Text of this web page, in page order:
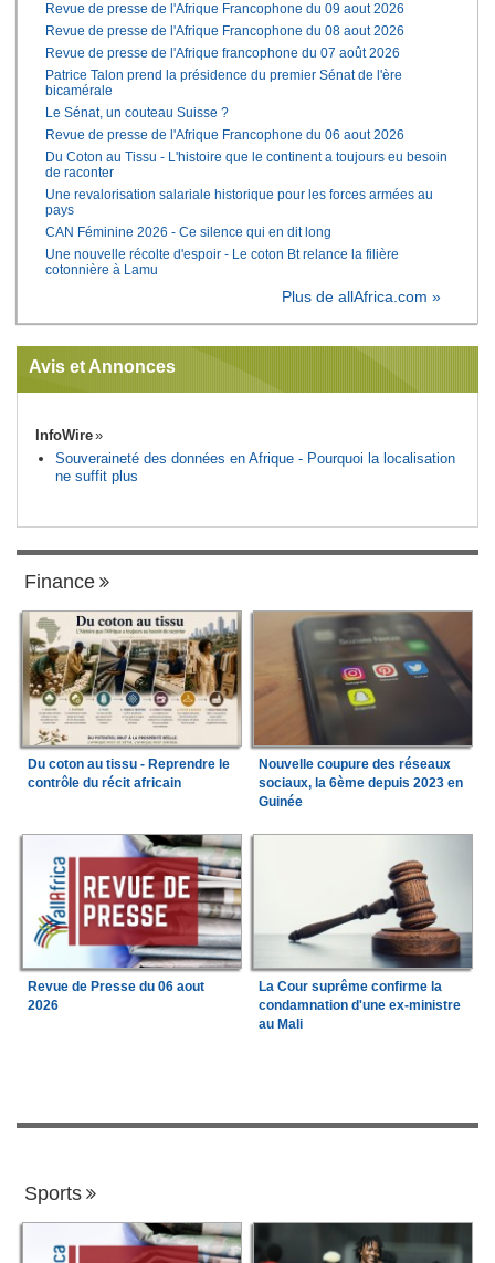
Revue de presse de l'Afrique Francophone du 09 aout 2026
Revue de presse de l'Afrique Francophone du 08 aout 2026
Revue de presse de l'Afrique francophone du 07 août 2026
Patrice Talon prend la présidence du premier Sénat de l'ère
bicamérale
Le Sénat, un couteau Suisse ?
Revue de presse de l'Afrique Francophone du 06 aout 2026
Du Coton au Tissu - L'histoire que le continent a toujours eu besoin
de raconter
Une revalorisation salariale historique pour les forces armées au
pays
CAN Féminine 2026 - Ce silence qui en dit long
Une nouvelle récolte d'espoir - Le coton Bt relance la filière
cotonnière à Lamu
Plus de allAfrica.com »
Avis et Annonces
InfoWire
Souveraineté des données en Afrique - Pourquoi la localisation
ne suffit plus
Finance
Du coton au tissu - Reprendre le
contrôle du récit africain
Nouvelle coupure des réseaux
sociaux, la 6ème depuis 2023 en
Guinée
Revue de Presse du 06 aout
2026
La Cour suprême confirme la
condamnation d'une ex-ministre
au Mali
Sports